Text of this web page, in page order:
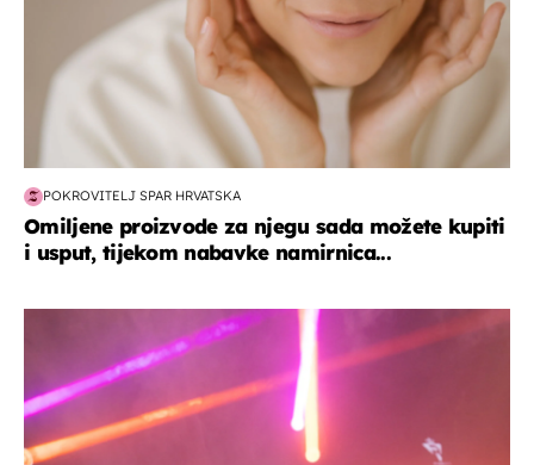
POKROVITELJ SPAR HRVATSKA
Omiljene proizvode za njegu sada možete kupiti
i usput, tijekom nabavke namirnica...